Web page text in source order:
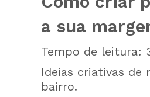
a sua
Tempo de leitura:
Ideias criativas de
bairro.